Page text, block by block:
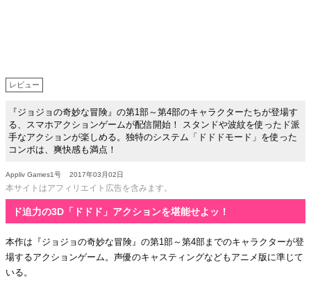
レビュー
『ジョジョの奇妙な冒険』の第1部～第4部のキャラクターたちが登場す
る、スマホアクションゲームが配信開始！ スタンドや波紋を使ったド派
手なアクションが楽しめる。独特のシステム「ドドドモード」を使った
コンボは、爽快感も満点！
Appliv Games1号 2017年03月02日
本サイトはアフィリエイト広告を含みます。
ド迫力の3D「ドドド」アクションを堪能せよッ！
本作は『ジョジョの奇妙な冒険』の第1部～第4部までのキャラクターが登
場するアクションゲーム。声優のキャスティングなどもアニメ版に準じて
いる。